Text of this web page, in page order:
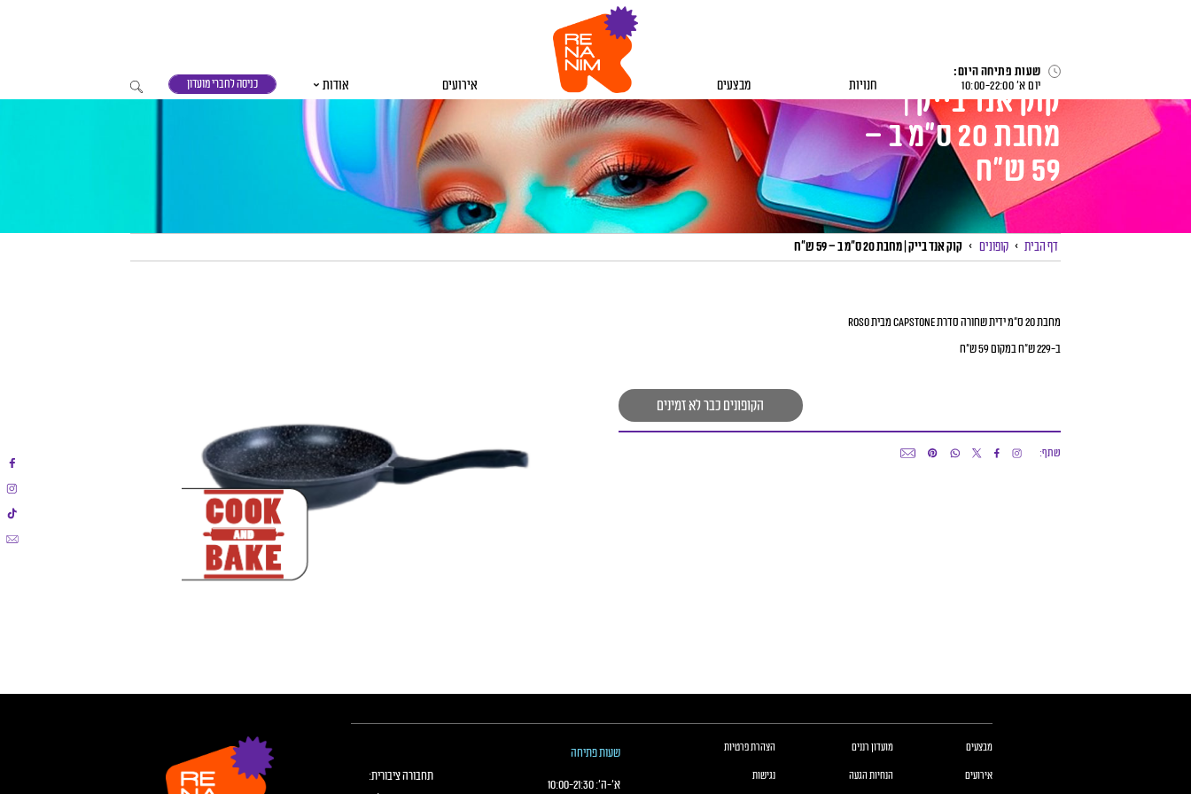
שעות פתיחה היום:
יום א׳
10:00-22:00 חנויות מבצעים אירועים אודות כניסה לחברי מועדון
קוק אנד בייק |
מחבת 20 ס”מ ב –
59 ש”ח
דף הבית > קופונים > קוק אנד בייק | מחבת 20 ס”מ ב – 59 ש”ח
מחבת 20 ס”מ ידית שחורה סדרת Capstone מבית Roso
ב-229 ש”ח במקום 59 ש”ח
הקופונים כבר לא זמינים
שתף:
כותרת תחתונה של העמוד
כותרת תחונה של העמוד עם קישורי תפריט
מבצעים
אירועים
מועדון רננים
הנחיות הגעה
הצהרת פרטיות
נגישות
שעות פתיחה
א׳-ה׳: 10:00-21:30
תחבורה ציבורית: